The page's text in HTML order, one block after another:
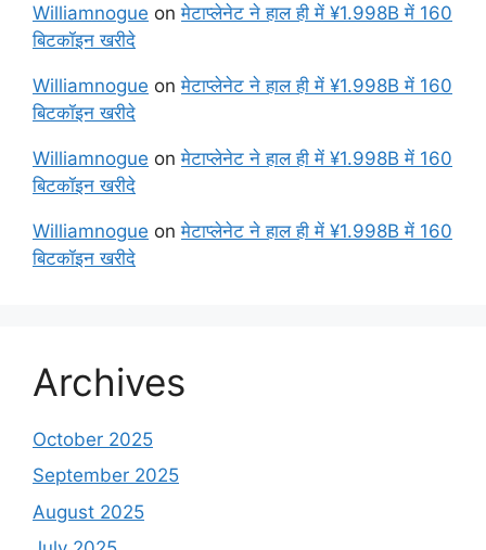
Williamnogue onमेटाप्लेनेट ने हाल ही में ¥1.998B में 160
बिटकॉइन खरीदे
Williamnogue onमेटाप्लेनेट ने हाल ही में ¥1.998B में 160
बिटकॉइन खरीदे
Williamnogue onमेटाप्लेनेट ने हाल ही में ¥1.998B में 160
बिटकॉइन खरीदे
Williamnogue onमेटाप्लेनेट ने हाल ही में ¥1.998B में 160
बिटकॉइन खरीदे
Archives
October 2025
September 2025
August 2025